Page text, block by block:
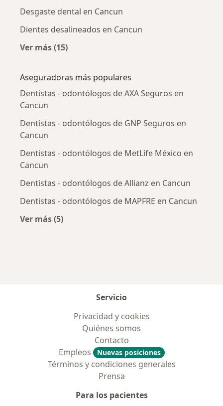
Desgaste dental en Cancun
Dientes desalineados en Cancun
Ver más (15)
Aseguradoras más populares
Dentistas - odontólogos de AXA Seguros en
Cancun
Dentistas - odontólogos de GNP Seguros en
Cancun
Dentistas - odontólogos de MetLife México en
Cancun
Dentistas - odontólogos de Allianz en Cancun
Dentistas - odontólogos de MAPFRE en Cancun
Ver más (5)
Servicio
Privacidad y cookies
Quiénes somos
Contacto
Empleos
Nuevas posiciones
Términos y condiciones generales
Prensa
Para los pacientes